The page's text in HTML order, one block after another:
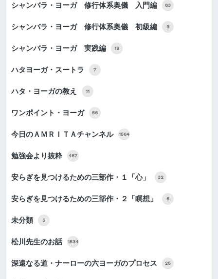
シャンバラ・ヨーガ 修行体系奥儀 入門編 83
シャンバラ・ヨーガ 修行体系奥儀 初級編 9
シャンバラ・ヨーガ 実践編 19
ハタヨーガ・スートラ 7
ハタ・ヨーガの教え 11
ワンポイント・ヨーガ 56
今日のＡＭＲＩＴＡチャンネル 1564
勉強会より抜粋 487
安らぎを見つけるための三部作・１「心」 32
安らぎを見つけるための三部作・２「瞑想」 6
未分類 5
松川先生のお話 1534
深遠なる道・ナーローの六ヨーガのプロセス 25